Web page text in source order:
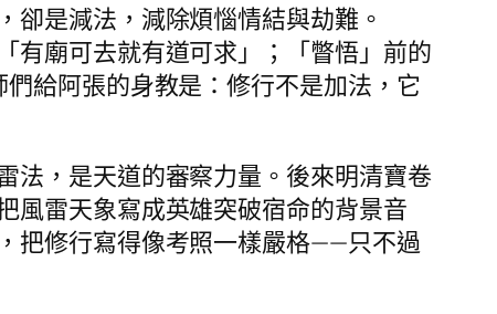
卻是減法，減除煩惱情結與劫難。
有廟可去就有道可求」；「瞥悟」前的
給阿張的身教是：修行不是加法，它
法，是天道的審察力量。後來明清寶卷
風雷天象寫成英雄突破宿命的背景音
把修行寫得像考照一樣嚴格——只不過